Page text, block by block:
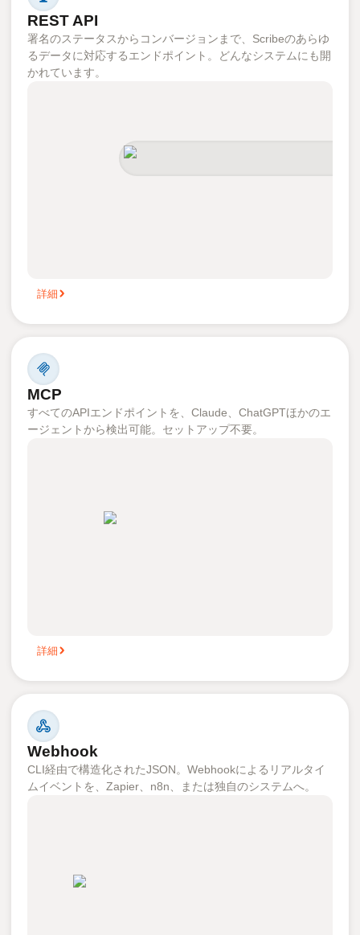
REST API
署名のステータスからコンバージョンまで、Scribeのあらゆ
るデータに対応するエンドポイント。どんなシステムにも開
かれています。
詳細
MCP
すべてのAPIエンドポイントを、Claude、ChatGPTほかのエ
ージェントから検出可能。セットアップ不要。
詳細
Webhook
CLI経由で構造化されたJSON。Webhookによるリアルタイ
ムイベントを、Zapier、n8n、または独自のシステムへ。